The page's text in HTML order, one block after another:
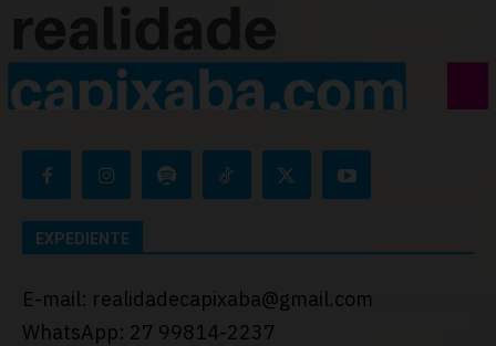
EXPEDIENTE
E-mail: realidadecapixaba@gmail.com
WhatsApp: 27 99814-2237